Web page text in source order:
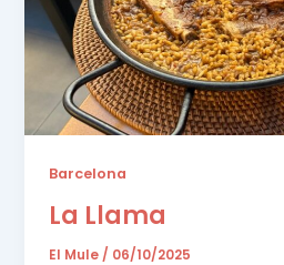
Barcelona
La Llama
El Mule / 06/10/2025